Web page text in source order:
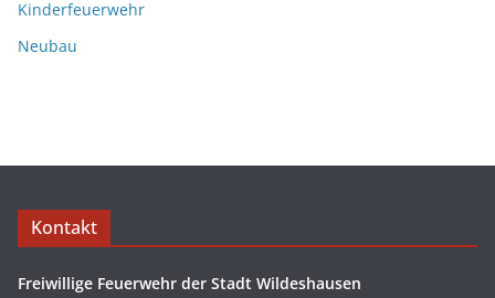
Kinderfeuerwehr
Neubau
Kontakt
Freiwillige Feuerwehr der Stadt Wildeshausen